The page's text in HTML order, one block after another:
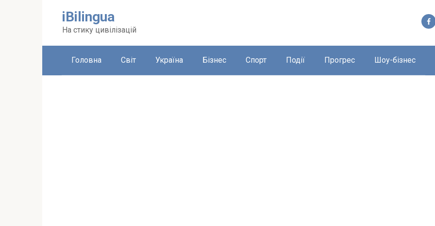
iBilingua
На стику цивілізацій
Головна Світ Україна Бізнес Спорт Події Прогрес Шоу-бізнес